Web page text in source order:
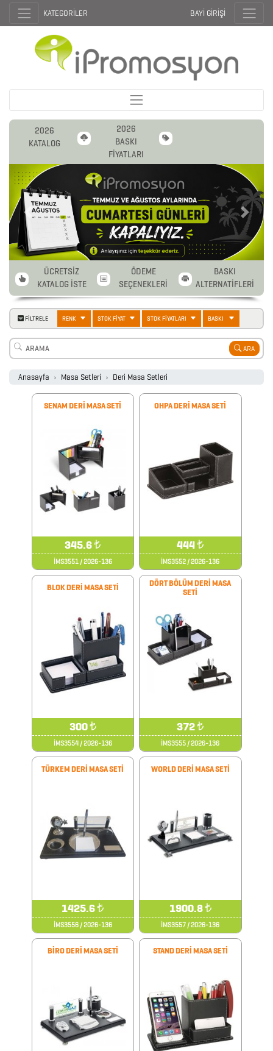
2026
PROMOSYON
ARABA
AKSESUARLARI
ALTLIKLARI
BLOKNOTLAR
ÇAKMAKLAR
KATEGORİLER BAYİ GİRİŞİ
2026
KATALOG
2026
BASKI
FİYATLARI
Previous Next
ÜCRETSİZ
KATALOG İSTE
ÖDEME
SEÇENEKLERİ
BASKI
ALTERNATİFLERİ
FİLTRELE RENK STOK FİYAT STOK FİYATLARI BASKI
ARA
Anasayfa Masa Setleri Deri Masa Setleri
SENAM DERİ MASA SETİ
345.6₺
İMS3551 / 2026-136
OHPA DERİ MASA SETİ
444₺
İMS3552 / 2026-136
BLOK DERİ MASA SETİ
300₺
İMS3554 / 2026-136
DÖRT BÖLÜM DERİ MASA
SETİ
372₺
İMS3555 / 2026-136
TÜRKEM DERİ MASA SETİ
1425.6₺
İMS3556 / 2026-136
WORLD DERİ MASA SETİ
1900.8₺
İMS3557 / 2026-136
BİRO DERİ MASA SETİ STAND DERİ MASA SETİ